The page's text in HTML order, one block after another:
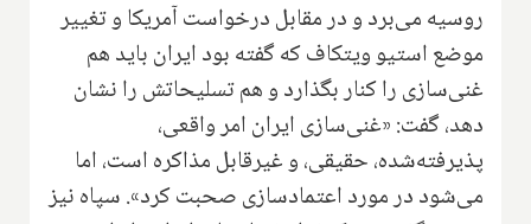
روسیه می‌برد و در مقابل درخواست آمریکا و تغییر
موضع استیو ویتکاف که گفته بود ایران باید هم
غنی‌سازی را کنار بگذارد و هم تسلیحاتش را نشان
دهد، گفت: «غنی‌سازی ایران امر واقعی،
پذیرفته‌شده، حقیقی، و غیرقابل مذاکره است، اما
می‌شود در مورد اعتمادسازی صحبت کرد». سپاه نیز